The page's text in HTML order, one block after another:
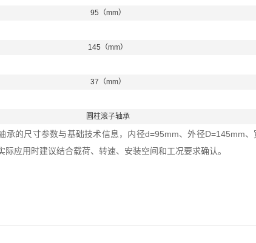
95（mm）
145（mm）
37（mm）
圆柱滚子轴承
的尺寸参数与基础技术信息，内径d=95mm、外径D=145mm
应用时建议结合载荷、转速、安装空间和工况要求确认。